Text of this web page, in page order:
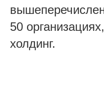
50
холдинг.